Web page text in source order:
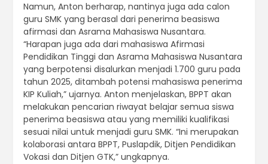
Namun, Anton berharap, nantinya juga ada calon
guru SMK yang berasal dari penerima beasiswa
afirmasi dan Asrama Mahasiswa Nusantara.
“Harapan juga ada dari mahasiswa Afirmasi
Pendidikan Tinggi dan Asrama Mahasiswa Nusantara
yang berpotensi disalurkan menjadi 1.700 guru pada
tahun 2025, ditambah potensi mahasiswa penerima
KIP Kuliah,” ujarnya. Anton menjelaskan, BPPT akan
melakukan pencarian riwayat belajar semua siswa
penerima beasiswa atau yang memiliki kualifikasi
sesuai nilai untuk menjadi guru SMK. “Ini merupakan
kolaborasi antara BPPT, Puslapdik, Ditjen Pendidikan
Vokasi dan Ditjen GTK,” ungkapnya.